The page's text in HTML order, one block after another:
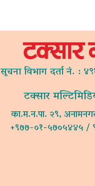
सूचना विभाग दर्ता नं. :
टक्सार
का.म.न.पा. २९,
+९७७-०१-५७०५४४५ /